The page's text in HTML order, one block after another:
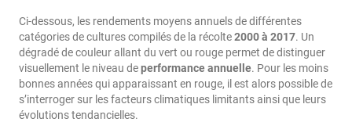
Ci-dessous, les rendements moyens annuels de différentes
catégories de cultures compilés de la récolte2000 à 2017. Un
dégradé de couleur allant du vert ou rouge permet de distinguer
visuellement le niveau deperformance annuelle. Pour les moins
bonnes années qui apparaissant en rouge, il est alors possible de
s’interroger sur les facteurs climatiques limitants ainsi que leurs
évolutions tendancielles.